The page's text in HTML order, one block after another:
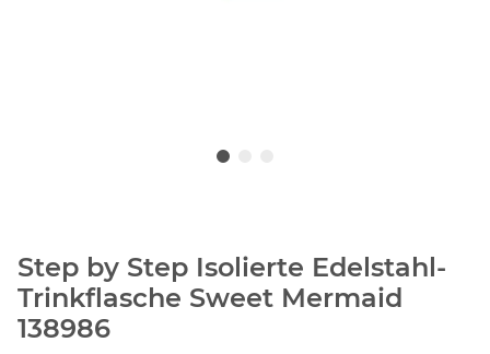
Step by Step Isolierte Edelstahl-
Trinkflasche Sweet Mermaid
138986